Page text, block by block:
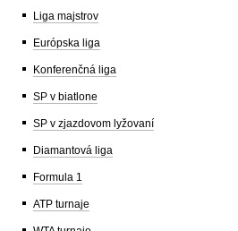
Liga majstrov
Európska liga
Konferenčná liga
SP v biatlone
SP v zjazdovom lyžovaní
Diamantová liga
Formula 1
ATP turnaje